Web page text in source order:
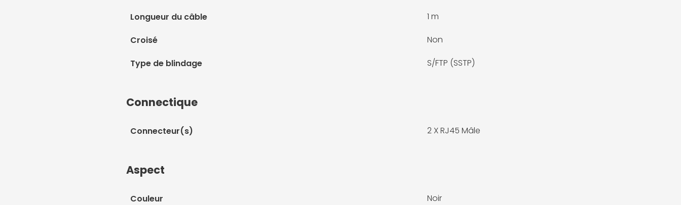
Longueur du câble 1 m
Croisé Non
Type de blindage S/FTP (SSTP)
Connectique
Connecteur(s) 2 XRJ45 Mâle
Aspect
Couleur Noir